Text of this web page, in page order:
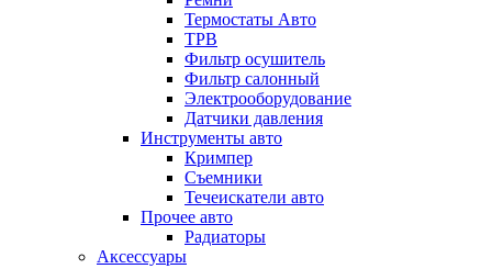
Термостаты Авто
ТРВ
Фильтр осушитель
Фильтр салонный
Электрооборудование
Датчики давления
Инструменты авто
Кримпер
Съемники
Течеискатели авто
Прочее авто
Радиаторы
Аксессуары